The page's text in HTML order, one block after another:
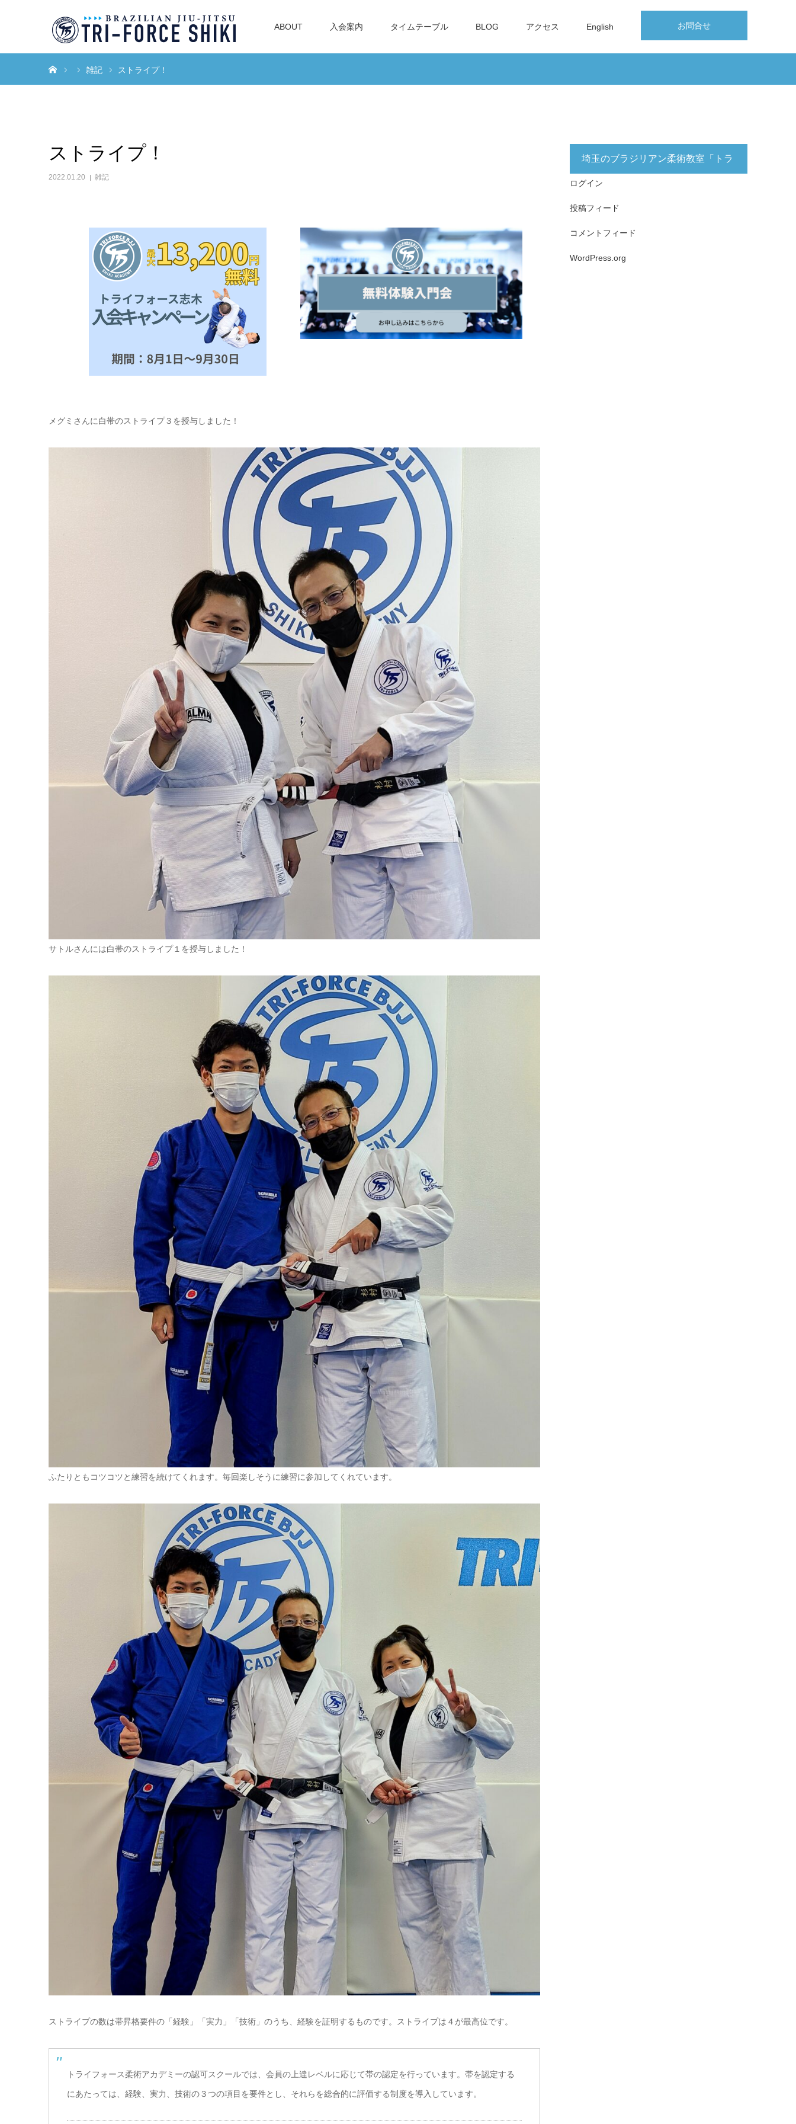
お問合せ
ABOUT 入会案内 タイムテーブル BLOG アクセス English
雑記 ストライプ！
ストライプ！
2022.01.20 雑記
メグミさんに白帯のストライプ３を授与しました！
サトルさんには白帯のストライプ１を授与しました！
ふたりともコツコツと練習を続けてくれます。毎回楽しそうに練習に参加してくれています。
ストライプの数は帯昇格要件の「経験」「実力」「技術」のうち、経験を証明するものです。ストライプは４が最高位です。
トライフォース柔術アカデミーの認可スクールでは、会員の上達レベルに応じて帯の認定を行っています。帯を認定する
にあたっては、経験、実力、技術の３つの項目を要件とし、それらを総合的に評価する制度を導入しています。
埼玉のブラジリアン柔術教室「トラ
イフォース志木」無料体験実施中！
ログイン
投稿フィード
コメントフィード
WordPress.org